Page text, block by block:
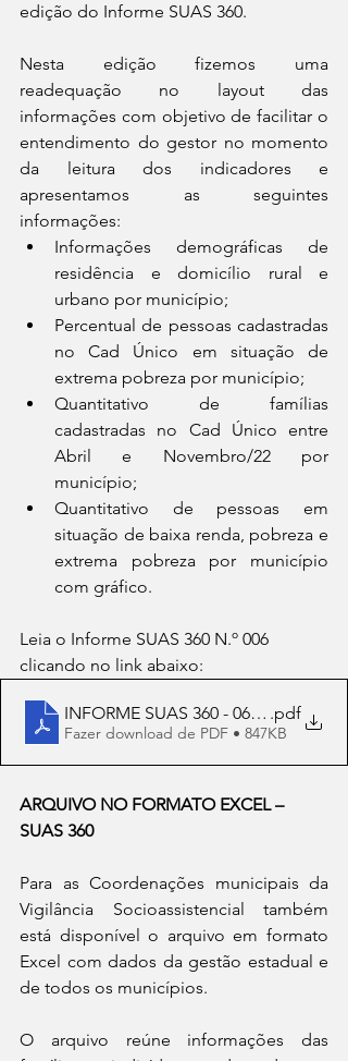
edição do Informe SUAS 360.
Nesta edição fizemos uma
readequação no layout das
informações com objetivo de facilitar o
entendimento do gestor no momento
da leitura dos indicadores e
apresentamos as seguintes
informações:
Informações demográficas de
residência e domicílio rural e
urbano por município;
Percentual de pessoas cadastradas
no Cad Único em situação de
extrema pobreza por município;
Quantitativo de famílias
cadastradas no Cad Único entre
Abril e Novembro/22 por
município;
Quantitativo de pessoas em
situação de baixa renda, pobreza e
extrema pobreza por município
com gráfico.
Leia o Informe SUAS 360 N.º 006
clicando no link abaixo:
INFORME SUAS 360 - 06-2022 - e-mail
.pdf
Fazer download de PDF • 847KB
ARQUIVO NO FORMATO EXCEL –
SUAS 360
Para as Coordenações municipais da
Vigilância Socioassistencial também
está disponível o arquivo em formato
Excel com dados da gestão estadual e
de todos os municípios.
O arquivo reúne informações das